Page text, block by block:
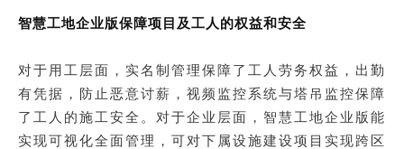
智慧工地企业版保障项目及工人的权益和安全
对于用工层面，实名制管理保障了工人劳务权益，出勤
有凭据，防止恶意讨薪，视频监控系统与塔吊监控保障
了工人的施工安全。对于企业层面，智慧工地企业版能
实现可视化全面管理，可对下属设施建设项目实现跨区